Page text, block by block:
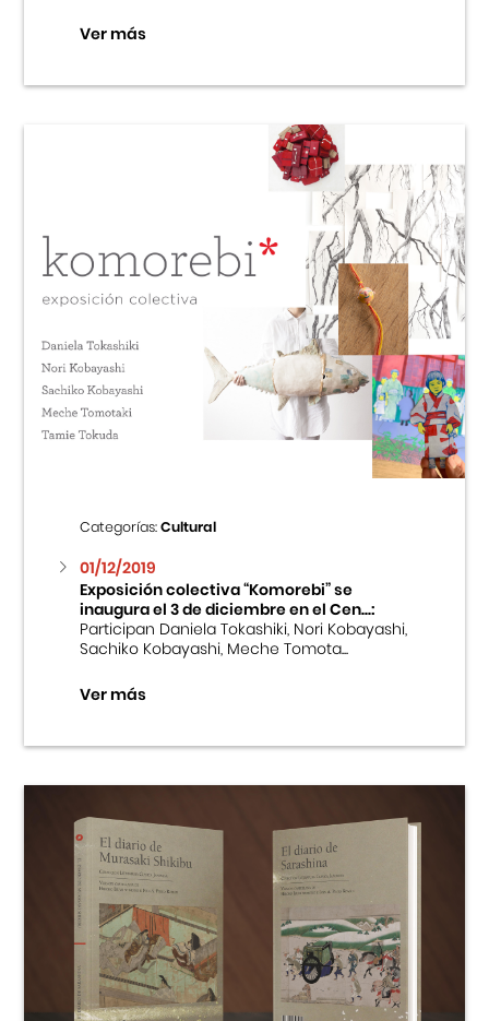
Ver más
Categorías:Cultural
01/12/2019
Exposición colectiva “Komorebi” se
inaugura el 3 de diciembre en el Cen...:
Participan Daniela Tokashiki, Nori Kobayashi,
Sachiko Kobayashi, Meche Tomota...
Ver más